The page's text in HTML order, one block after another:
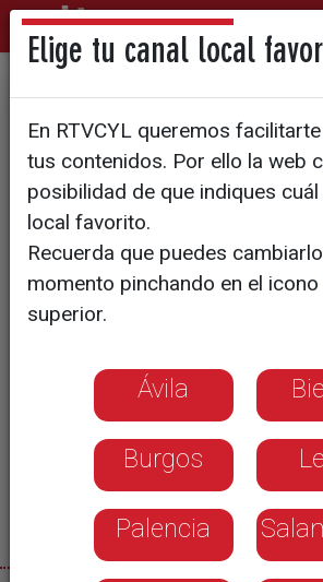
El PP pide al
rechazar la
autonómica del
Elige tu canal local
En RTVCYL queremos
tus contenidos. Por ello la web
posibilidad de que indiques
local favorito.
Recuerda que puedes
momento pinchando en el icono
superior.
Ávila
Burgos
Palencia